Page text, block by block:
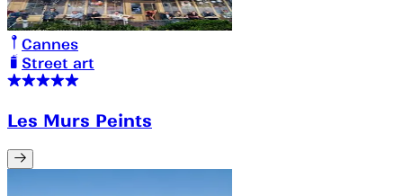
Cannes
Street art
Les Murs Peints